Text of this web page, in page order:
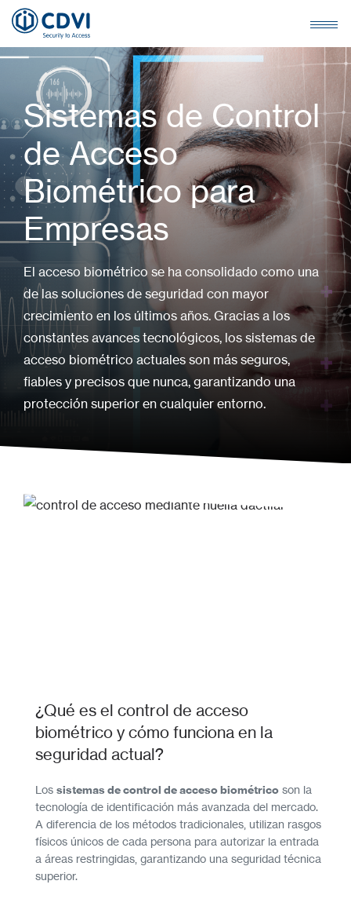
Sistemas de Control
de Acceso
Biométrico para
Empresas
El acceso biométrico se ha consolidado como una
de las soluciones de seguridad con mayor
crecimiento en los últimos años. Gracias a los
constantes avances tecnológicos, los sistemas de
acceso biométrico actuales son más seguros,
fiables y precisos que nunca, garantizando una
protección superior en cualquier entorno.
¿Qué es el control de acceso
biométrico y cómo funciona en la
seguridad actual?
Los sistemas de control de acceso biométrico son la
tecnología de identificación más avanzada del mercado.
A diferencia de los métodos tradicionales, utilizan rasgos
físicos únicos de cada persona para autorizar la entrada
a áreas restringidas, garantizando una seguridad técnica
superior.